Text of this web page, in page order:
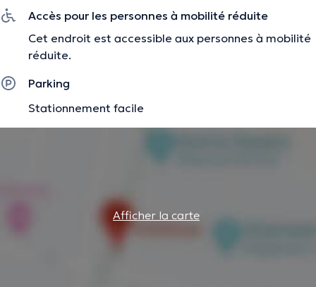
Accès pour les personnes à mobilité réduite
Cet endroit est accessible aux personnes à mobilité
réduite.
Parking
Stationnement facile
Afficher la carte